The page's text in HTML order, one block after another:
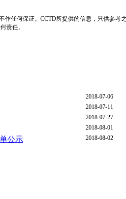
任何保证。CCTD所提供的信息，只供参
责任。
2018-07-06
2018-07-11
2018-07-27
2018-08-01
公示 2018-08-02